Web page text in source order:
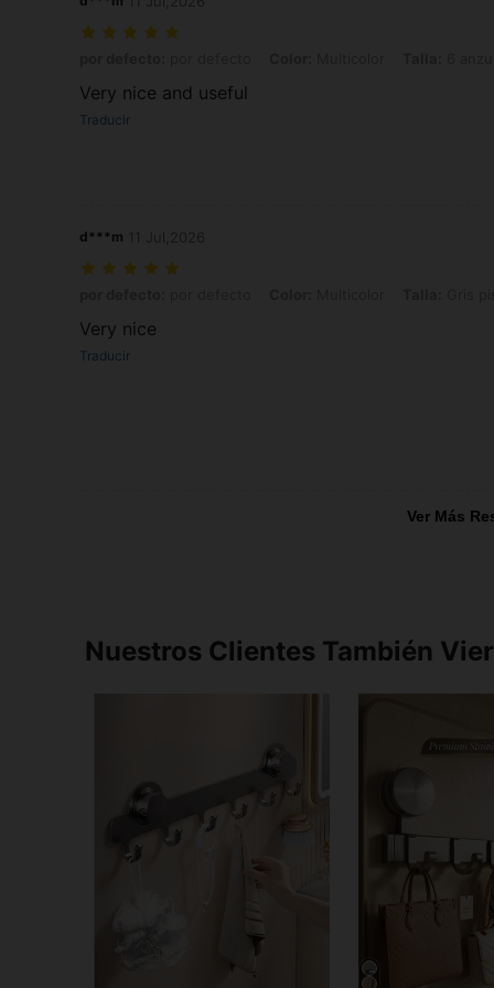
Very nice and useful
Traducir
d***m
Very nice
Traducir
Ver Más
Nuestros Clientes También